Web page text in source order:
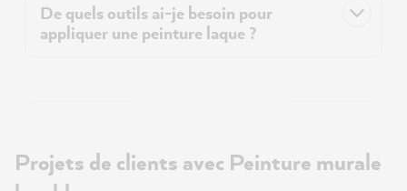
De quels outils ai-je besoin pour
appliquer une peinture laque ?
Projets de clients avec Peinture murale